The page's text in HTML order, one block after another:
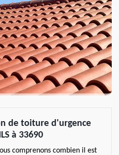
de toiture d'urgence
à 33690
comprenons combien il est